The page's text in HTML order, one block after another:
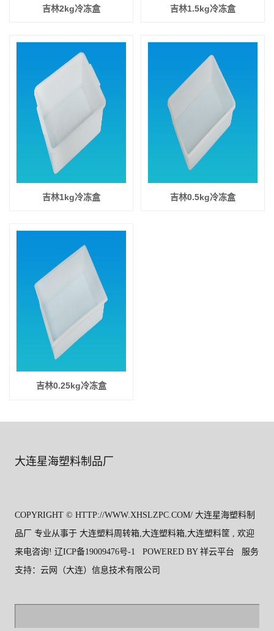
吉林2kg冷冻盒 吉林1.5kg冷冻盒
吉林1kg冷冻盒 吉林0.5kg冷冻盒
吉林0.25kg冷冻盒
大连星海塑料制品厂
COPYRIGHT © HTTP://WWW.XHSLZPC.COM/ 大连星海塑料制
品厂 专业从事于 大连塑料周转箱, 大连塑料箱, 大连塑料筐 , 欢迎
来电咨询! 辽ICP备19009476号-1 POWERED BY 祥云平台
服务
支持： 云网（大连）信息技术有限公司